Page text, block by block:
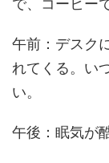
で、コーヒー
午前：デスク
れてくる。い
い。
午後：眠気が